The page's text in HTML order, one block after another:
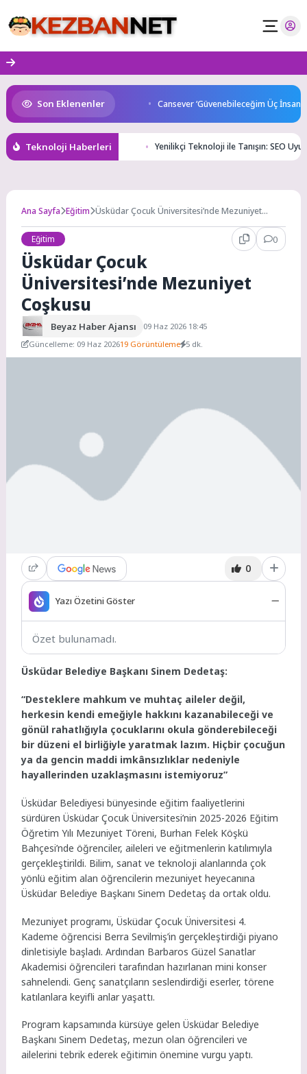
to
content
Son Eklenenler
Başkan Büyükakın’dan Cansever ‘Güvenebileceğim Üç İnsandan
Teknoloji Haberleri Yenilikçi Teknoloji ile Tanışın: SEO
Ana Sayfa Eğitim Üsküdar Çocuk Üniversitesi’nde Mezuniyet
Eğitim
0
Üsküdar Çocuk
Üniversitesi’nde Mezuniyet
Coşkusu
Beyaz Haber Ajansı
09 Haz 2026 18:45
Güncelleme: 09 Haz 202619 Görüntüleme 5 dk.
0
Yazı Özetini Göster
Özet bulunamadı.
Üsküdar Belediye Başkanı Sinem Dedetaş:
“Desteklere mahkum ve muhtaç aileler değil,
herkesin kendi emeğiyle hakkını kazanabileceği ve
gönül rahatlığıyla çocuklarını okula gönderebileceği
bir düzeni el birliğiyle yaratmak lazım. Hiçbir çocuğun
ya da gencin maddi imkânsızlıklar nedeniyle
hayallerinden uzaklaşmasını istemiyoruz”
Üsküdar Belediyesi bünyesinde eğitim faaliyetlerini
sürdüren Üsküdar Çocuk Üniversitesi’nin 2025-2026 Eğitim
Öğretim Yılı Mezuniyet Töreni, Burhan Felek Köşkü
Bahçesi’nde öğrenciler, aileleri ve eğitmenlerin katılımıyla
gerçekleştirildi. Bilim, sanat ve teknoloji alanlarında çok
yönlü eğitim alan öğrencilerin mezuniyet heyecanına
Üsküdar Belediye Başkanı Sinem Dedetaş da ortak oldu.
Mezuniyet programı, Üsküdar Çocuk Üniversitesi 4.
Kademe öğrencisi Berra Sevilmiş’in gerçekleştirdiği piyano
dinletisiyle başladı. Ardından Barbaros Güzel Sanatlar
Akademisi öğrencileri tarafından hazırlanan mini konser
sahnelendi. Genç sanatçıların seslendirdiği eserler, törene
katılanlara keyifli anlar yaşattı.
Program kapsamında kürsüye gelen Üsküdar Belediye
Başkanı Sinem Dedetaş, mezun olan öğrencileri ve
ailelerini tebrik ederek eğitimin önemine vurgu yaptı.